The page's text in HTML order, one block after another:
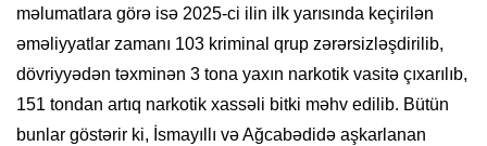
məlumatlara görə isə 2025-ci ilin ilk yarısında keçirilən
əməliyyatlar zamanı 103 kriminal qrup zərərsizləşdirilib,
dövriyyədən təxminən 3 tona yaxın narkotik vasitə çıxarılıb,
151 tondan artıq narkotik xassəli bitki məhv edilib. Bütün
bunlar göstərir ki, İsmayıllı və Ağcabədidə aşkarlanan